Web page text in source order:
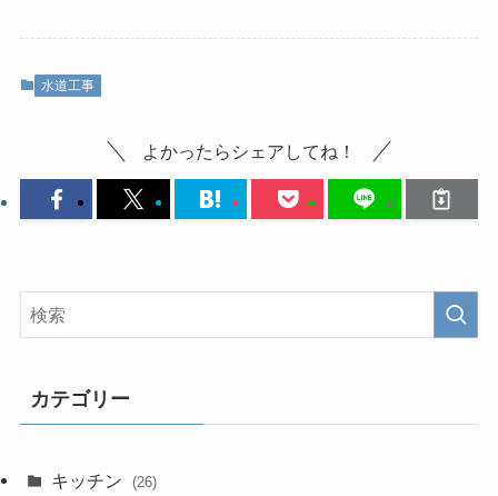
水道工事
よかったらシェアしてね！
カテゴリー
キッチン (26)